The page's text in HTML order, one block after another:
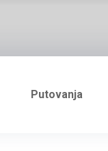
Putovanja